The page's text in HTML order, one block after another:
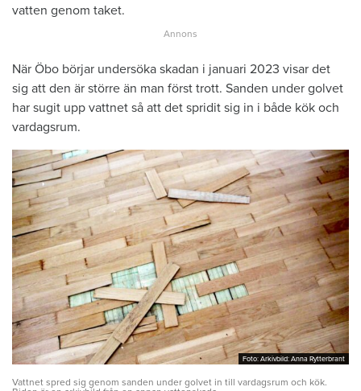
vatten genom taket.
När Öbo börjar undersöka skadan i januari 2023 visar det
sig att den är större än man först trott. Sanden under golvet
har sugit upp vattnet så att det spridit sig in i både kök och
vardagsrum.
Foto: Arkivbild: Anna Rytterbrant
Foto: Arkivbild: Anna Rytterbrant
Vattnet spred sig genom sanden under golvet in till vardagsrum och kök.